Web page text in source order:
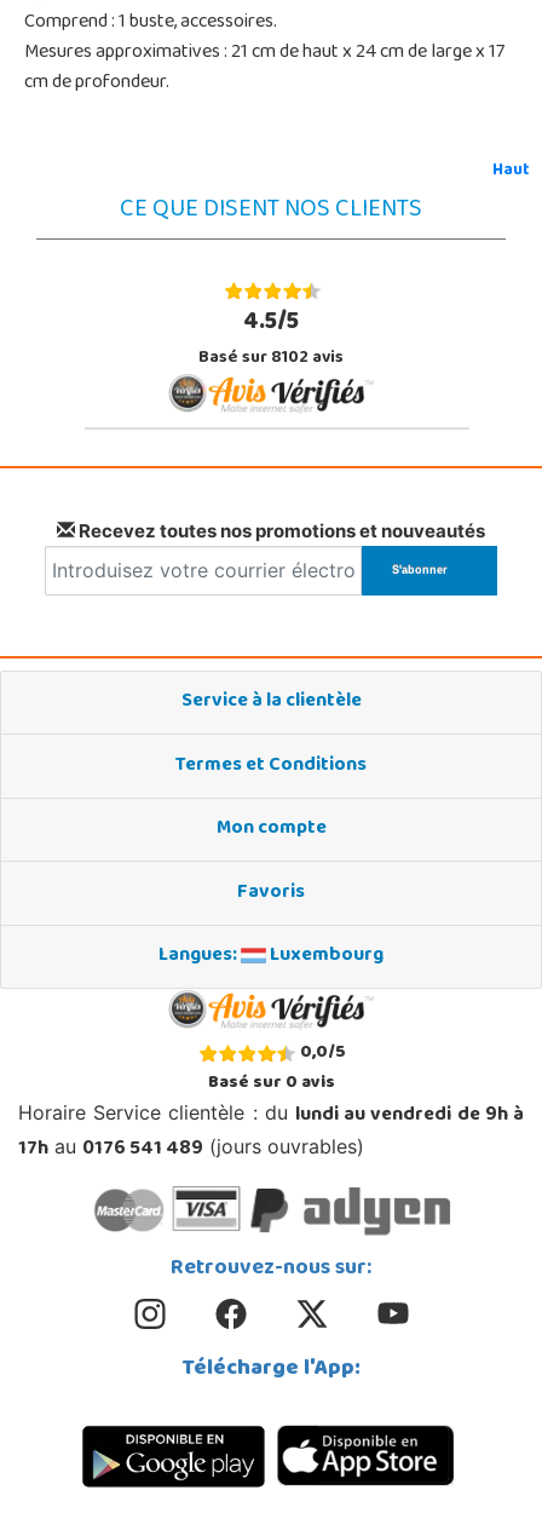
Comprend : 1 buste, accessoires.
Mesures approximatives : 21 cm de haut x 24 cm de large x 17
cm de profondeur.
Haut
CE QUE DISENT NOS CLIENTS
4.5/5
Basé sur 8102 avis
Recevez toutes nos promotions et nouveautés
Service à la clientèle
Termes et Conditions
Mon compte
Favoris
Langues:
Luxembourg
0,0/5
Basé sur0avis
Horaire Service clientèle : du lundi au vendredi de 9h à
17h au 0176 541 489 (jours ouvrables)
Retrouvez-nous sur:
Télécharge l'App: